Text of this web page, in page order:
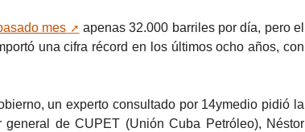
mes
apenas 32.000 barriles por día, pero el
una cifra récord en los últimos ocho años, con
un experto consultado por 14ymedio pidió la
de CUPET (Unión Cuba Petróleo), Néstor